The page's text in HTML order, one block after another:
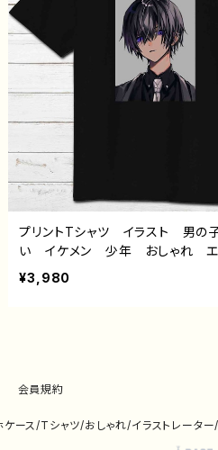
プリントTシャツ イラスト 男の
い イケメン 少年 おしゃれ
かわいい メンヘラ ヤンデレ
ツ ピアス メンズ レディース
¥3,980
会員規約
ース/Tシャツ/おしゃれ/イラストレータ